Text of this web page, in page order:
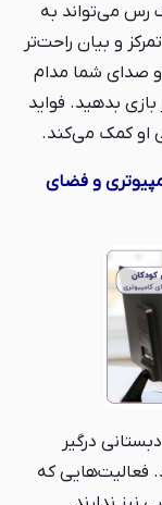
رس می‌تواند به
و بیان راحت‌تر
صدای شما مدام
بدهید. فواید
او کمک می‌کند.
و فضای
درگیر
فعالیت‌هایی که